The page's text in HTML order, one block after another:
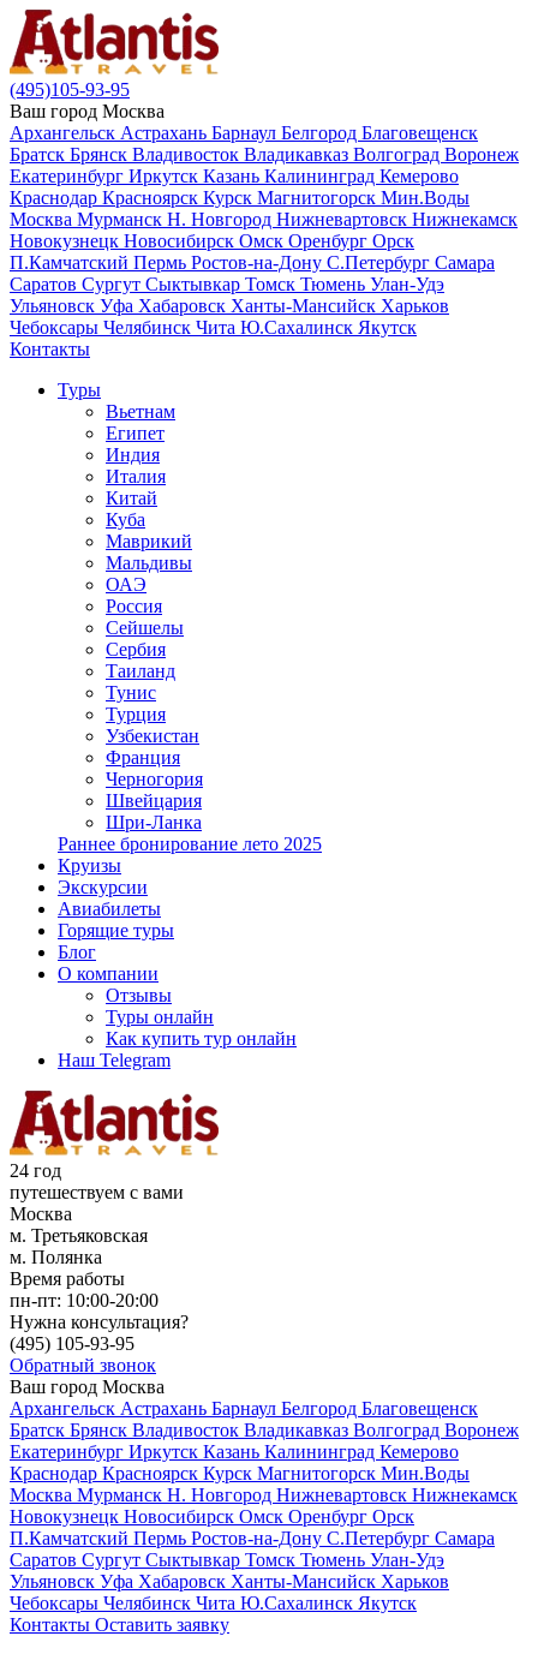
(495)105-93-95
Ваш город Москва
Архангельск Астрахань Барнаул Белгород Благовещенск
Братск Брянск Владивосток Владикавказ Волгоград Воронеж
Екатеринбург Иркутск Казань Калининград Кемерово
Краснодар Красноярск Курск Магнитогорск Мин.Воды
Москва Мурманск Н. Новгород Нижневартовск Нижнекамск
Новокузнецк Новосибирск Омск Оренбург Орск
П.Камчатский Пермь Ростов-на-Дону С.Петербург Самара
Саратов Сургут Сыктывкар Томск Тюмень Улан-Удэ
Ульяновск Уфа Хабаровск Ханты-Мансийск Харьков
Чебоксары Челябинск Чита Ю.Сахалинск Якутск
Контакты
Туры
Вьетнам
Египет
Индия
Италия
Китай
Куба
Маврикий
Мальдивы
ОАЭ
Россия
Сейшелы
Сербия
Таиланд
Тунис
Турция
Узбекистан
Франция
Черногория
Швейцария
Шри-Ланка
Раннее бронирование лето 2025
Круизы
Экскурсии
Авиабилеты
Горящие туры
Блог
О компании
Отзывы
Туры онлайн
Как купить тур онлайн
Наш Telegram
24 год
путешествуем с вами
Москва
м. Третьяковская
м. Полянка
Время работы
пн-пт: 10:00-20:00
Нужна консультация?
(495) 105-93-95
Обратный звонок
Ваш город Москва
Архангельск Астрахань Барнаул Белгород Благовещенск
Братск Брянск Владивосток Владикавказ Волгоград Воронеж
Екатеринбург Иркутск Казань Калининград Кемерово
Краснодар Красноярск Курск Магнитогорск Мин.Воды
Москва Мурманск Н. Новгород Нижневартовск Нижнекамск
Новокузнецк Новосибирск Омск Оренбург Орск
П.Камчатский Пермь Ростов-на-Дону С.Петербург Самара
Саратов Сургут Сыктывкар Томск Тюмень Улан-Удэ
Ульяновск Уфа Хабаровск Ханты-Мансийск Харьков
Чебоксары Челябинск Чита Ю.Сахалинск Якутск
Контакты Оставить заявку